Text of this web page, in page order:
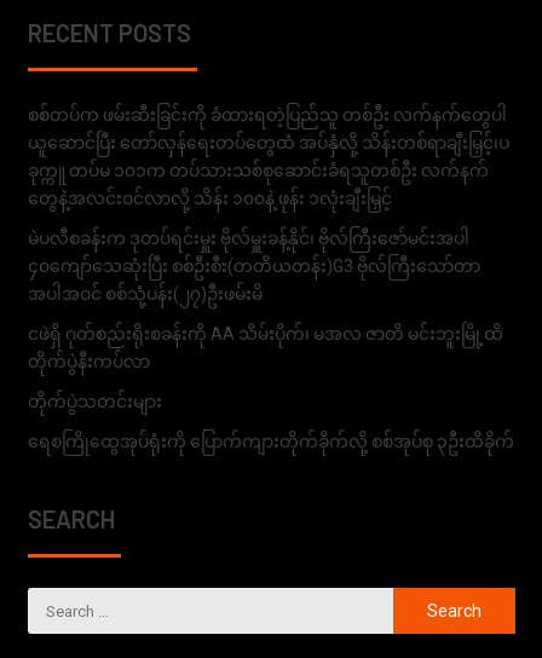
RECENT POSTS
စစ်တပ်က ဖမ်းဆီးခြင်းကို ခံထားရတဲ့ပြည်သူ တစ်ဦး လက်နက်တွေပါ
ယူဆောင်ပြီး တော်လှန်ရေးတပ်တွေထံ အပ်နှံလို့ သိန်းတစ်ရာချီးမြှင့်၊ပ
ခုက္ကူ တပ်မ ၁၀၁က တပ်သားသစ်စုဆောင်းခံရသူတစ်ဦး လက်နက်
တွေနဲ့အလင်းဝင်လာလို့ သိန်း ၁၀၀နဲ့ ဖုန်း ၁လုံးချီးမြှင့်
မဲပလီစခန်းက ဒုတပ်ရင်းမှူး ဗိုလ်မှူးခန့်နိုင်၊ ဗိုလ်ကြီးဇော်မင်းအပါ
၄၀ကျော်သေဆုံးပြီး စစ်ဦးစီး(တတိယတန်း)G3 ဗိုလ်ကြီးသော်တာ
အပါအဝင် စစ်သုံ့ပန်း(၂၇)ဦးဖမ်းမိ
ငဖဲရှိ ဂုတ်စည်းရိုးစခန်းကို AA သိမ်းပိုက်၊ မအလ ဇာတိ မင်းဘူးမြို့ထိ
တိုက်ပွဲနီးကပ်လာ
တိုက်ပွဲသတင်းများ
ရေစကြိုထွေအုပ်ရုံးကို ပြောက်ကျားတိုက်ခိုက်လို့ စစ်အုပ်စု ၃ဦးထိခိုက်
SEARCH